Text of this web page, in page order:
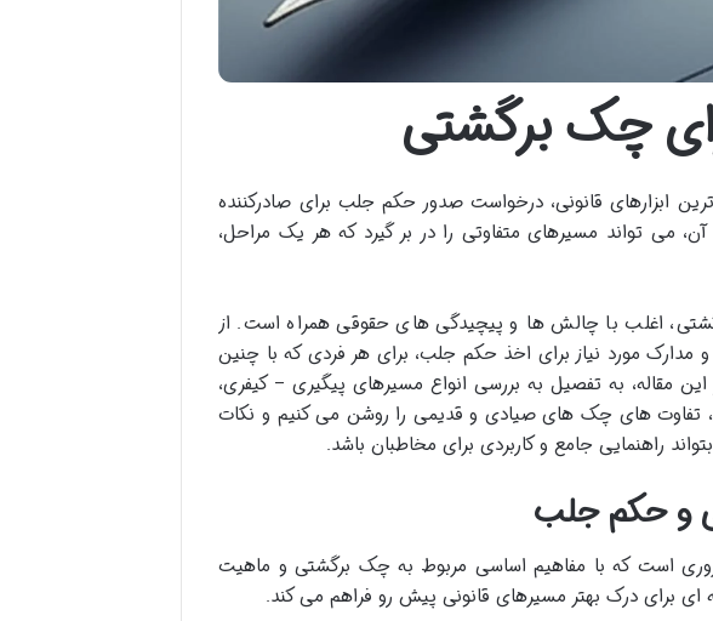
چک برگشتی
ابزارهای قانونی، درخواست صدور حکم جلب برای صادرکننده
می تواند مسیرهای متفاوتی را در بر گیرد که هر یک مراحل،
اغلب با چالش ها و پیچیدگی های حقوقی همراه است. از
و مدارک مورد نیاز برای اخذ حکم جلب، برای هر فردی که با چنین
مقاله، به تفصیل به بررسی انواع مسیرهای پیگیری – کیفری،
تفاوت های چک های صیادی و قدیمی را روشن می کنیم و نکات
راهنمایی جامع و کاربردی برای مخاطبان باشد.
و حکم جلب
است که با مفاهیم اساسی مربوط به چک برگشتی و ماهیت
ای برای درک بهتر مسیرهای قانونی پیش رو فراهم می کند.